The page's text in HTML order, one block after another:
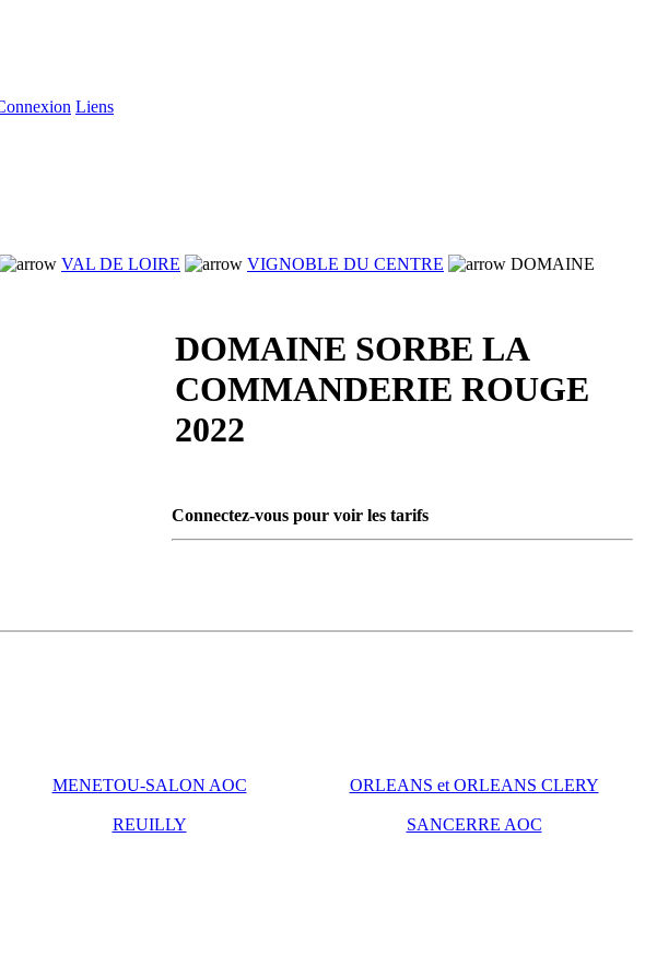
Liens
VAL DE LOIRE VIGNOBLE DU CENTRE
DOMAINE
DOMAINE SORBE LA
COMMANDERIE ROUGE
2022
Connectez-vous pour voir les tarifs
MENETOU-SALON AOC ORLEANS et ORLEANS CLERY
REUILLY SANCERRE AOC